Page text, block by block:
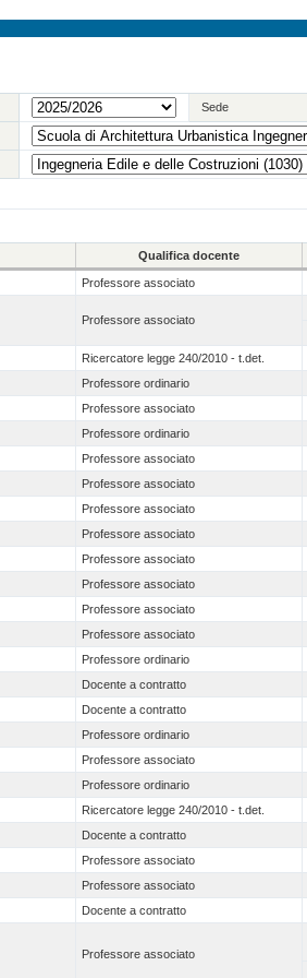
Sede
Qualifica docente
Professore associato
Professore associato
Ricercatore legge 240/2010 - t.det.
Professore ordinario
Professore associato
Professore ordinario
Professore associato
Professore associato
Professore associato
Professore associato
Professore associato
Professore associato
Professore associato
Professore associato
Professore ordinario
Docente a contratto
Docente a contratto
Professore ordinario
Professore associato
Professore ordinario
Ricercatore legge 240/2010 - t.det.
Docente a contratto
Professore associato
Professore associato
Docente a contratto
Professore associato